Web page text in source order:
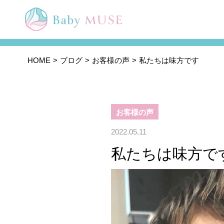
HOME ブログ お客様の声 私たちは味方です
お客様の声
2022.05.11
私たちは味方で